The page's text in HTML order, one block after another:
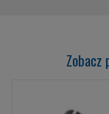
Zobacz